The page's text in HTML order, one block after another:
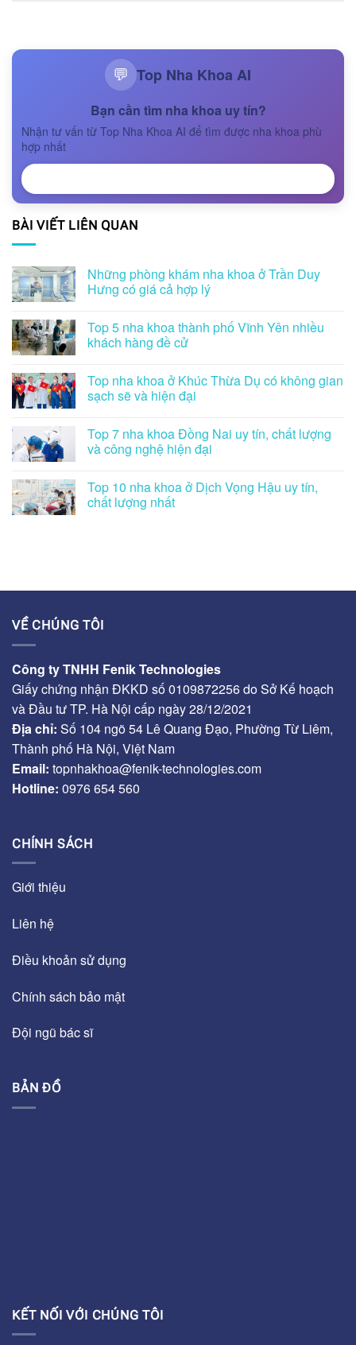
💬 Top Nha Khoa AI
Bạn cần tìm nha khoa uy tín?
Nhận tư vấn từ Top Nha Khoa AI để tìm được nha khoa phù
hợp nhất
BÀI VIẾT LIÊN QUAN
Những phòng khám nha khoa ở Trần Duy
Hưng có giá cả hợp lý
Top 5 nha khoa thành phố Vĩnh Yên nhiều
khách hàng đề cử
Top nha khoa ở Khúc Thừa Dụ có không gian
sạch sẽ và hiện đại
Top 7 nha khoa Đồng Nai uy tín, chất lượng
và công nghệ hiện đại
Top 10 nha khoa ở Dịch Vọng Hậu uy tín,
chất lượng nhất
VỀ CHÚNG TÔI
Công ty TNHH Fenik Technologies
Giấy chứng nhận ĐKKD số 0109872256 do Sở Kế hoạch
và Đầu tư TP. Hà Nội cấp ngày 28/12/2021
Địa chỉ: Số 104 ngõ 54 Lê Quang Đạo, Phường Từ Liêm,
Thành phố Hà Nội, Việt Nam
Email: topnhakhoa@fenik-technologies.com
Hotline: 0976 654 560
CHÍNH SÁCH
Giới thiệu
Liên hệ
Điều khoản sử dụng
Chính sách bảo mật
Đội ngũ bác sĩ
BẢN ĐỒ
KẾT NỐI VỚI CHÚNG TÔI